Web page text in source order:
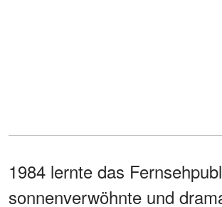
1984 lernte das
sonnenverwöhnte und